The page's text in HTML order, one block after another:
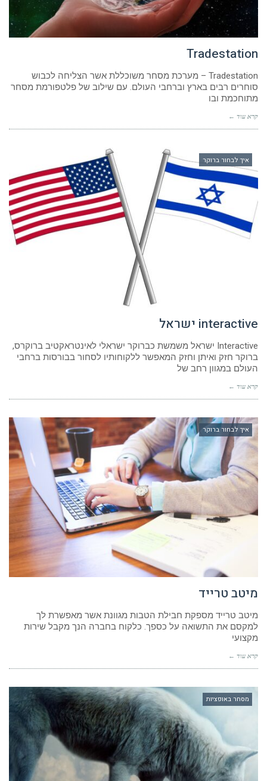
Tradestation
Tradestation – מערכת מסחר משוכללת אשר הצליחה לכבוש
סוחרים רבים בארץ וברחבי העולם. עם שילוב של פלטפורמת מסחר
מתוחכמת ובו
קרא עוד ←
איך לבחור ברוקר
interactive ישראל
Interactive ישראל משמשת כברוקר ישראלי לאינטראקטיב ברוקרס,
ברוקר חזק ואיתן וחזק המאפשר ללקוחותיו לסחור בבורסות ברחבי
העולם במגוון רחב של
קרא עוד ←
איך לבחור ברוקר
מיטב טרייד
מיטב טרייד מספקת חבילת הטבות מגוונת אשר מאפשרת לך
למקסם את התשואה על כספך. כלקוח בחברה הנך מקבל שירות
מקצועי
קרא עוד ←
מסחר באופציות